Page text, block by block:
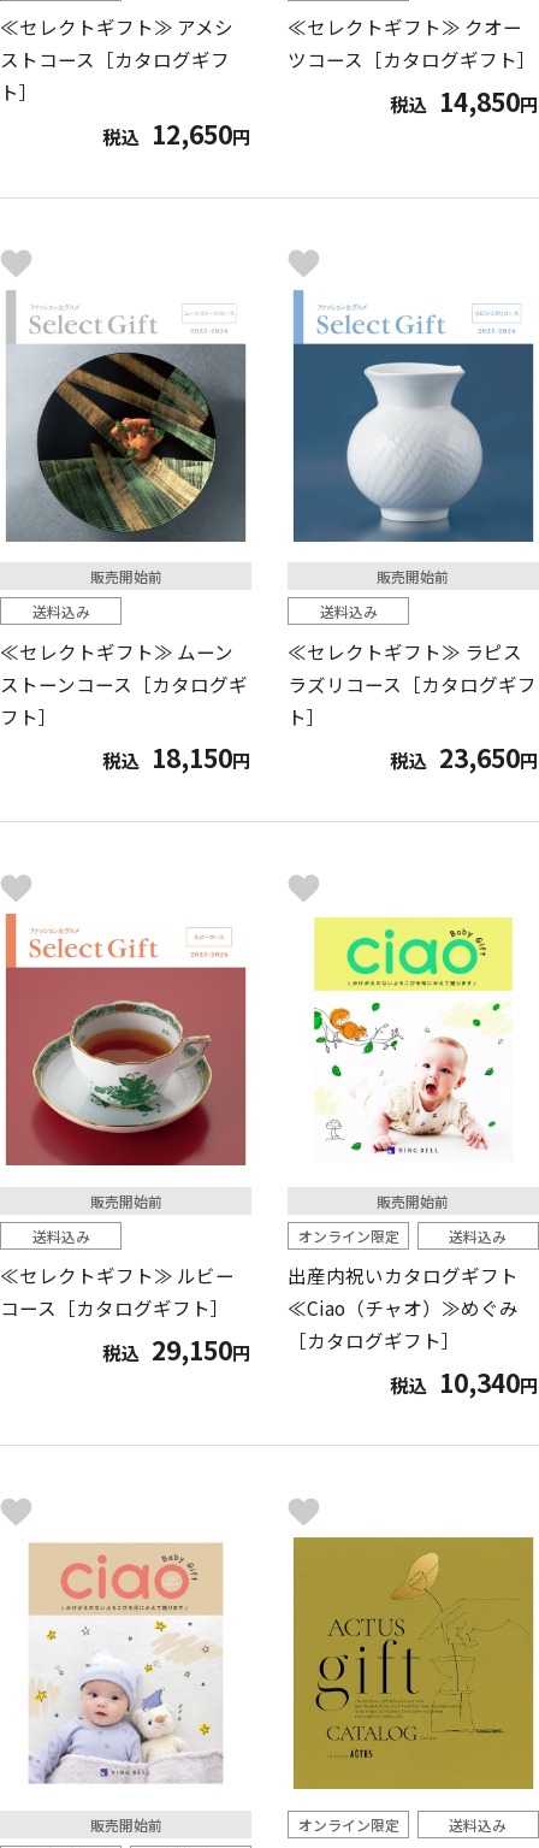
≪セレクトギフト≫ アメシ
ストコース［カタログギフ
ト］
税込 12,650円
≪セレクトギフト≫ クオー
ツコース［カタログギフト］
税込 14,850円
販売開始前
送料込み
≪セレクトギフト≫ ムーン
ストーンコース［カタログギ
フト］
税込 18,150円
販売開始前
送料込み
≪セレクトギフト≫ ラピス
ラズリコース［カタログギフ
ト］
税込 23,650円
販売開始前
送料込み
≪セレクトギフト≫ ルビー
コース［カタログギフト］
税込 29,150円
販売開始前
オンライン限定
送料込み
出産内祝いカタログギフト
≪Ciao（チャオ）≫めぐみ
［カタログギフト］
税込 10,340円
販売開始前
オンライン限定 送料込み